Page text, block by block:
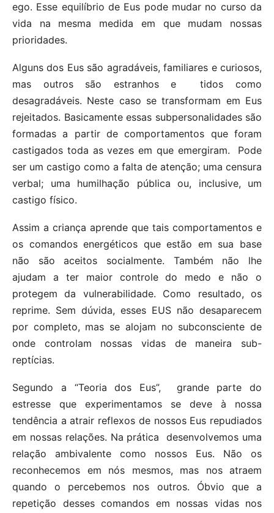
ego. Esse equilíbrio de Eus pode mudar no curso da
vida na mesma medida em que mudam nossas
prioridades.
Alguns dos Eus são agradáveis, familiares e curiosos,
mas outros são estranhos e tidos como
desagradáveis. Neste caso se transformam em Eus
rejeitados. Basicamente essas subpersonalidades são
formadas a partir de comportamentos que foram
castigados toda as vezes em que emergiram. Pode
ser um castigo como a falta de atenção; uma censura
verbal; uma humilhação pública ou, inclusive, um
castigo físico.
Assim a criança aprende que tais comportamentos e
os comandos energéticos que estão em sua base
não são aceitos socialmente. Também não lhe
ajudam a ter maior controle do medo e não o
protegem da vulnerabilidade. Como resultado, os
reprime. Sem dúvida, esses EUS não desaparecem
por completo, mas se alojam no subconsciente de
onde controlam nossas vidas de maneira sub-
reptícias.
Segundo a “Teoria dos Eus”, grande parte do
estresse que experimentamos se deve à nossa
tendência a atrair reflexos de nossos Eus repudiados
em nossas relações. Na prática desenvolvemos uma
relação ambivalente como nossos Eus. Não os
reconhecemos em nós mesmos, mas nos atraem
quando o percebemos nos outros. Óbvio que a
repetição desses comandos em nossas vidas nos